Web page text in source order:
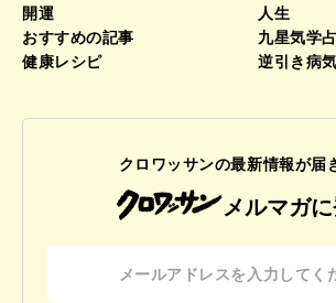
開運
人生
おすすめの記事
九星気学
健康レシピ
逆引き病
クロワッサンの最新情報が届
メルマガ